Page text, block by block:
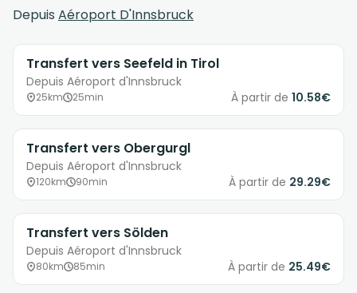
Depuis Aéroport D'Innsbruck
Transfert vers Seefeld in Tirol
Depuis Aéroport d'Innsbruck
25km 25min À partir de 10.58€
Transfert vers Obergurgl
Depuis Aéroport d'Innsbruck
120km 90min À partir de 29.29€
Transfert vers Sölden
Depuis Aéroport d'Innsbruck
80km 85min À partir de 25.49€